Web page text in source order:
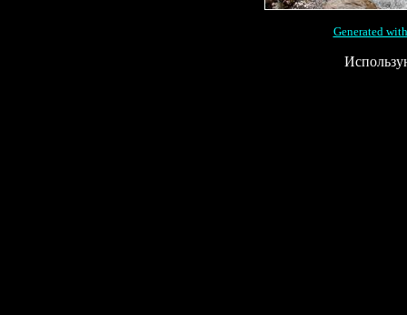
Generated